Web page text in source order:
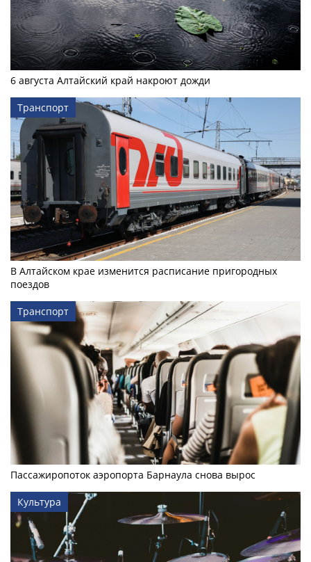
6 августа Алтайский край накроют дожди
Транспорт
В Алтайском крае изменится расписание пригородных
поездов
Транспорт
Пассажиропоток аэропорта Барнаула снова вырос
Культура